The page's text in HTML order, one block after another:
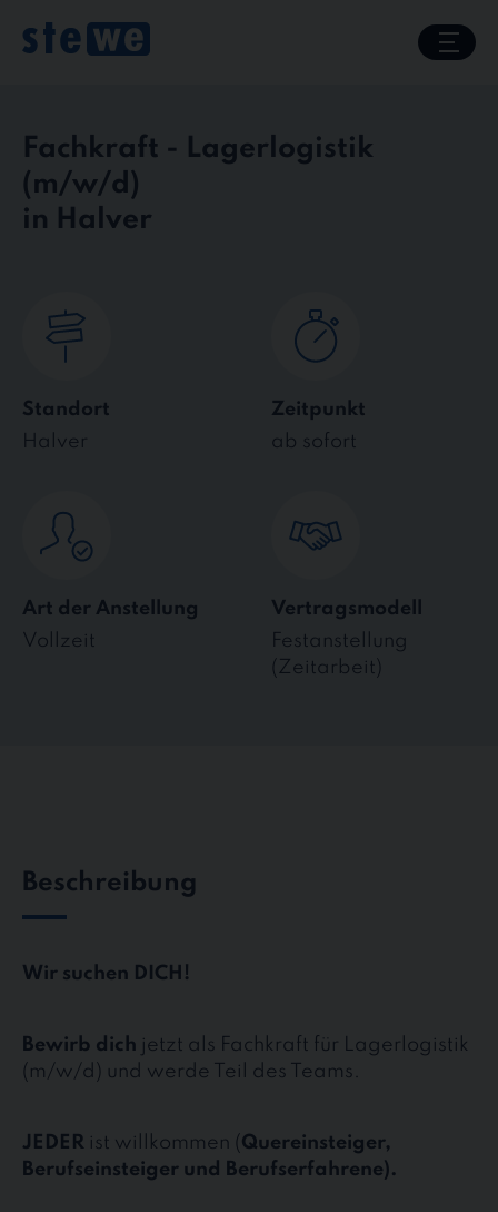
content
Fachkraft - Lagerlogistik
in Halver
Standort
Halver
Zeitpunkt
ab sofort
Art der Anstellung
Vollzeit
Vertragsmodell
Festanstellung
(Zeitarbeit)
Beschreibung
Wir suchen DICH!
Bewirb dich jetzt als Fachkraft für Lagerlogistik
(m/w/d) und werde Teil des Teams.
JEDER ist willkommen (Quereinsteiger,
Berufseinsteiger und Berufserfahrene).